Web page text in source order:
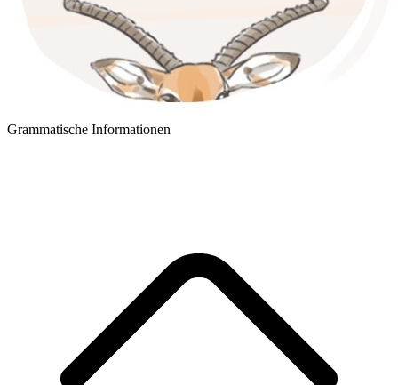
Grammatische Informationen